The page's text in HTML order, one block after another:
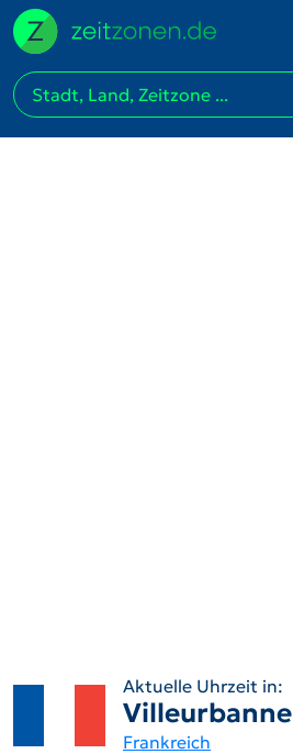
Aktuelle Uhrzeit in:
Villeurbanne
Frankreich